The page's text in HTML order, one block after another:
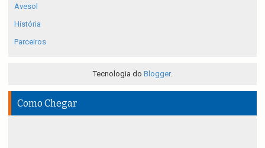
Avesol
História
Parceiros
Tecnologia do Blogger.
Como Chegar